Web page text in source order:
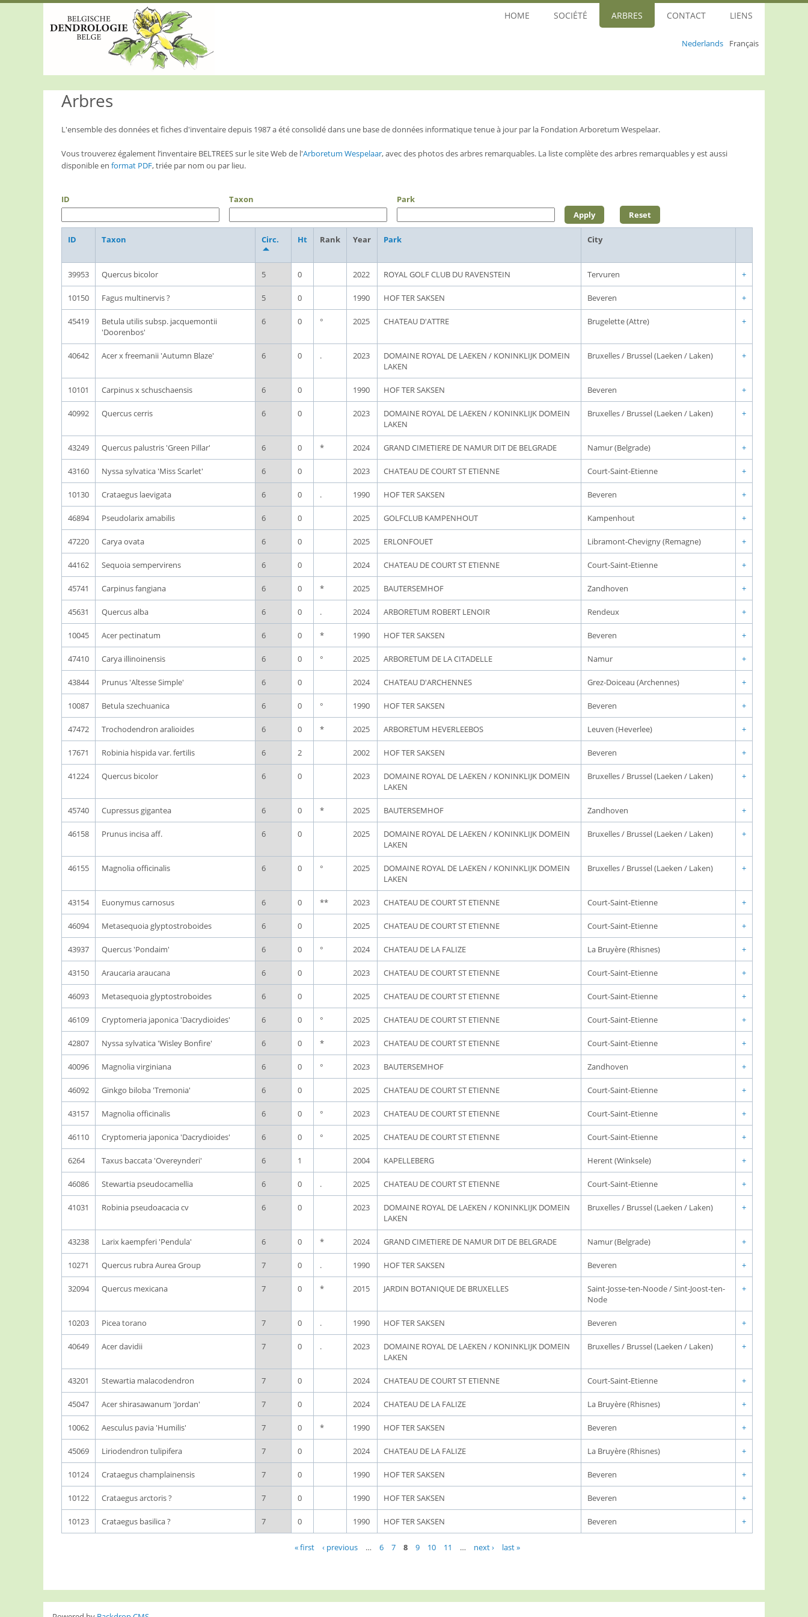
Nederlands Français
HOME SOCIÉTÉ ARBRES CONTACT LIENS
Arbres
L'ensemble des données et fiches d'inventaire depuis 1987 a été consolidé dans une base de données informatique tenue à jour par la Fondation Arboretum Wespelaar.
Vous trouverez également l’inventaire BELTREES sur le site Web de l'Arboretum Wespelaar, avec des photos des arbres remarquables. La liste complète des arbres remarquables y est aussi
disponible en format PDF, triée par nom ou par lieu.
ID Taxon Park
ID Taxon Circ. Ht Rank Year Park City
39953 Quercus bicolor 5 0 2022 ROYAL GOLF CLUB DU RAVENSTEIN Tervuren +
10150 Fagus multinervis ? 5 0 1990 HOF TER SAKSEN Beveren +
45419
Betula utilis subsp. jacquemontii
'Doorenbos'
6 0 ° 2025 CHATEAU D'ATTRE Brugelette (Attre) +
40642 Acer x freemanii 'Autumn Blaze' 6 0 . 2023
DOMAINE ROYAL DE LAEKEN / KONINKLIJK DOMEIN
LAKEN
Bruxelles / Brussel (Laeken / Laken) +
10101 Carpinus x schuschaensis 6 0 1990 HOF TER SAKSEN Beveren +
40992 Quercus cerris 6 0 2023
DOMAINE ROYAL DE LAEKEN / KONINKLIJK DOMEIN
LAKEN
Bruxelles / Brussel (Laeken / Laken) +
43249 Quercus palustris 'Green Pillar' 6 0 * 2024 GRAND CIMETIERE DE NAMUR DIT DE BELGRADE Namur (Belgrade) +
43160 Nyssa sylvatica 'Miss Scarlet' 6 0 2023 CHATEAU DE COURT ST ETIENNE Court-Saint-Etienne +
10130 Crataegus laevigata 6 0 . 1990 HOF TER SAKSEN Beveren +
46894 Pseudolarix amabilis 6 0 2025 GOLFCLUB KAMPENHOUT Kampenhout +
47220 Carya ovata 6 0 2025 ERLONFOUET Libramont-Chevigny (Remagne) +
44162 Sequoia sempervirens 6 0 2024 CHATEAU DE COURT ST ETIENNE Court-Saint-Etienne +
45741 Carpinus fangiana 6 0 * 2025 BAUTERSEMHOF Zandhoven +
45631 Quercus alba 6 0 . 2024 ARBORETUM ROBERT LENOIR Rendeux +
10045 Acer pectinatum 6 0 * 1990 HOF TER SAKSEN Beveren +
47410 Carya illinoinensis 6 0 ° 2025 ARBORETUM DE LA CITADELLE Namur +
43844 Prunus 'Altesse Simple' 6 0 2024 CHATEAU D'ARCHENNES Grez-Doiceau (Archennes) +
10087 Betula szechuanica 6 0 ° 1990 HOF TER SAKSEN Beveren +
47472 Trochodendron aralioides 6 0 * 2025 ARBORETUM HEVERLEEBOS Leuven (Heverlee) +
17671 Robinia hispida var. fertilis 6 2 2002 HOF TER SAKSEN Beveren +
41224 Quercus bicolor 6 0 2023
DOMAINE ROYAL DE LAEKEN / KONINKLIJK DOMEIN
LAKEN
Bruxelles / Brussel (Laeken / Laken) +
45740 Cupressus gigantea 6 0 * 2025 BAUTERSEMHOF Zandhoven +
46158 Prunus incisa aff. 6 0 2025
DOMAINE ROYAL DE LAEKEN / KONINKLIJK DOMEIN
LAKEN
Bruxelles / Brussel (Laeken / Laken) +
46155 Magnolia officinalis 6 0 ° 2025
DOMAINE ROYAL DE LAEKEN / KONINKLIJK DOMEIN
LAKEN
Bruxelles / Brussel (Laeken / Laken) +
43154 Euonymus carnosus 6 0 ** 2023 CHATEAU DE COURT ST ETIENNE Court-Saint-Etienne +
46094 Metasequoia glyptostroboides 6 0 2025 CHATEAU DE COURT ST ETIENNE Court-Saint-Etienne +
43937 Quercus 'Pondaim' 6 0 ° 2024 CHATEAU DE LA FALIZE La Bruyère (Rhisnes) +
43150 Araucaria araucana 6 0 2023 CHATEAU DE COURT ST ETIENNE Court-Saint-Etienne +
46093 Metasequoia glyptostroboides 6 0 2025 CHATEAU DE COURT ST ETIENNE Court-Saint-Etienne +
46109 Cryptomeria japonica 'Dacrydioides' 6 0 ° 2025 CHATEAU DE COURT ST ETIENNE Court-Saint-Etienne +
42807 Nyssa sylvatica 'Wisley Bonfire' 6 0 * 2023 CHATEAU DE COURT ST ETIENNE Court-Saint-Etienne +
40096 Magnolia virginiana 6 0 ° 2023 BAUTERSEMHOF Zandhoven +
46092 Ginkgo biloba 'Tremonia' 6 0 2025 CHATEAU DE COURT ST ETIENNE Court-Saint-Etienne +
43157 Magnolia officinalis 6 0 ° 2023 CHATEAU DE COURT ST ETIENNE Court-Saint-Etienne +
46110 Cryptomeria japonica 'Dacrydioides' 6 0 ° 2025 CHATEAU DE COURT ST ETIENNE Court-Saint-Etienne +
6264 Taxus baccata 'Overeynderi' 6 1 2004 KAPELLEBERG Herent (Winksele) +
46086 Stewartia pseudocamellia 6 0 . 2025 CHATEAU DE COURT ST ETIENNE Court-Saint-Etienne +
41031 Robinia pseudoacacia cv 6 0 2023
DOMAINE ROYAL DE LAEKEN / KONINKLIJK DOMEIN
LAKEN
Bruxelles / Brussel (Laeken / Laken) +
43238 Larix kaempferi 'Pendula' 6 0 * 2024 GRAND CIMETIERE DE NAMUR DIT DE BELGRADE Namur (Belgrade) +
10271 Quercus rubra Aurea Group 7 0 . 1990 HOF TER SAKSEN Beveren +
32094 Quercus mexicana 7 0 * 2015 JARDIN BOTANIQUE DE BRUXELLES
Saint-Josse-ten-Noode / Sint-Joost-ten-
Node
+
10203 Picea torano 7 0 . 1990 HOF TER SAKSEN Beveren +
40649 Acer davidii 7 0 . 2023
DOMAINE ROYAL DE LAEKEN / KONINKLIJK DOMEIN
LAKEN
Bruxelles / Brussel (Laeken / Laken) +
43201 Stewartia malacodendron 7 0 2024 CHATEAU DE COURT ST ETIENNE Court-Saint-Etienne +
45047 Acer shirasawanum 'Jordan' 7 0 2024 CHATEAU DE LA FALIZE La Bruyère (Rhisnes) +
10062 Aesculus pavia 'Humilis' 7 0 * 1990 HOF TER SAKSEN Beveren +
45069 Liriodendron tulipifera 7 0 2024 CHATEAU DE LA FALIZE La Bruyère (Rhisnes) +
10124 Crataegus champlainensis 7 0 1990 HOF TER SAKSEN Beveren +
10122 Crataegus arctoris ? 7 0 1990 HOF TER SAKSEN Beveren +
10123 Crataegus basilica ? 7 0 1990 HOF TER SAKSEN Beveren +
« first ‹ previous … 6 7 8 9 10 11 … next › last »